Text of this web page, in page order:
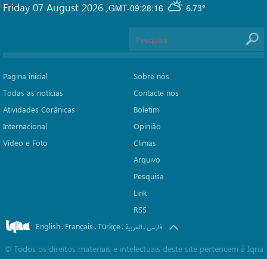
GMT-09:28:16 6.73°
Friday 07 August 2026 ,
Pagina inicial
Todas as notícias
Atividades Corânicas
Internacional
Vídeo e Foto
Sobre nós
Contacte nos
Boletim
Opinião
Climas
Arquivo
Pesquisa
Link
RSS
English. Français.Türkçe. العربیة.فارسی
© Todos os direitos materiais e intelectuais deste site pertencem à Iqna